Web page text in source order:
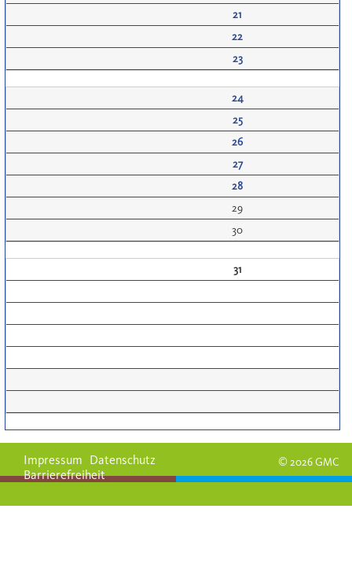
21
22
23
24
25
26
27
28
29
30
31
© 2026 GMC
Impressum Datenschutz
Barrierefreiheit